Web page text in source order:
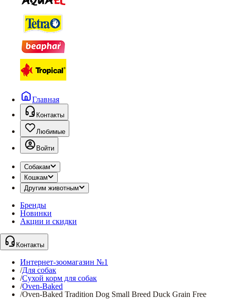
Главная
Контакты
Любимые
Войти
Собакам
Кошкам
Другим животным
Бренды
Новинки
Акции и скидки
Контакты
Интернет-зоомагазин №1
/Для собак
/Сухой корм для собак
/Oven-Baked
/Oven-Baked Tradition Dog Small Breed Duck Grain Free